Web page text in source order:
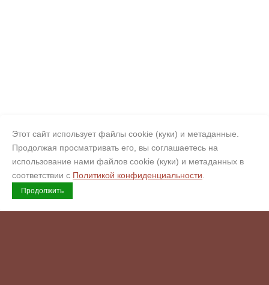
Этот сайт использует файлы cookie (куки) и метаданные.
Продолжая просматривать его, вы соглашаетесь на
использование нами файлов cookie (куки) и метаданных в
соответствии с Политикой конфиденциальности
Продолжить